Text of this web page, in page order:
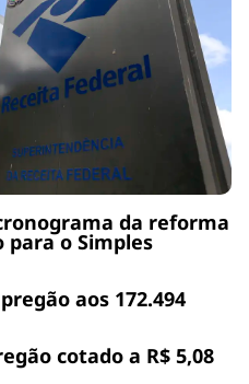
da reforma
o Simples
aos 172.494
cotado a R$ 5,08